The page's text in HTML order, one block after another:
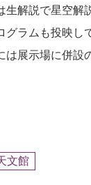
生解説で星空
ラムも投映し
は展示場に併設
文館